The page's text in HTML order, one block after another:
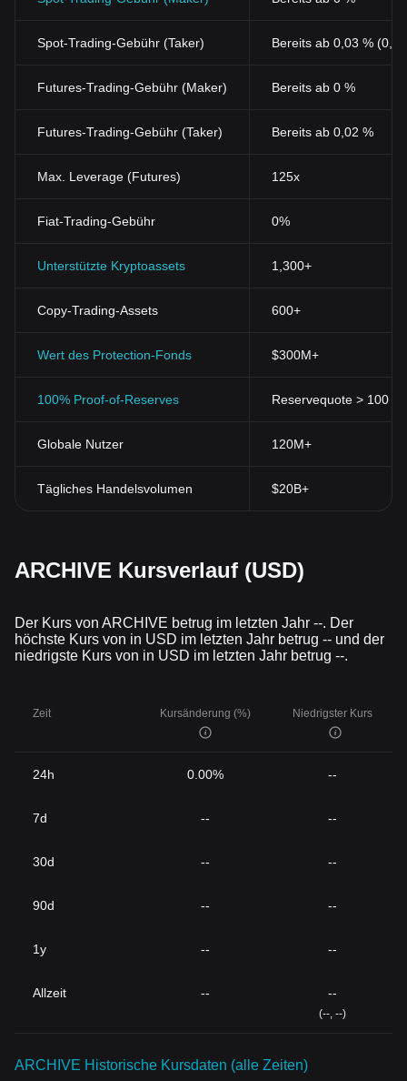
Spot-Trading-Gebühr (Taker) Bereits ab 0,03 %
Futures-Trading-Gebühr (Maker) Bereits ab 0 %
Futures-Trading-Gebühr (Taker) Bereits ab 0,02 %
Max. Leverage (Futures) 125x
Fiat-Trading-Gebühr 0%
Unterstützte Kryptoassets 1,300+
Copy-Trading-Assets 600+
Wert des Protection-Fonds $300M+
100% Proof-of-Reserves Reservequote > 100
Globale Nutzer 120M+
Tägliches Handelsvolumen $20B+
ARCHIVE Kursverlauf (USD)
Der Kurs von ARCHIVE betrug im letzten Jahr --. Der
höchste Kurs von in USD im letzten Jahr betrug -- und der
niedrigste Kurs von in USD im letzten Jahr betrug --.
Zeit Kursänderung (%) Niedrigster Kurs
24h 0.00% --
7d -- --
30d -- --
90d -- --
1y -- --
Allzeit -- --
(--, --)
ARCHIVE Historische Kursdaten (alle Zeiten)